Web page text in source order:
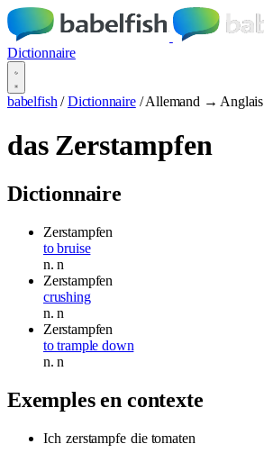
Dictionnaire
babelfish / Dictionnaire / Allemand → Anglais
das Zerstampfen
Dictionnaire
Zerstampfen
to bruise
n.n
Zerstampfen
crushing
n.n
Zerstampfen
to trample down
n.n
Exemples en contexte
Ich zerstampfe die tomaten